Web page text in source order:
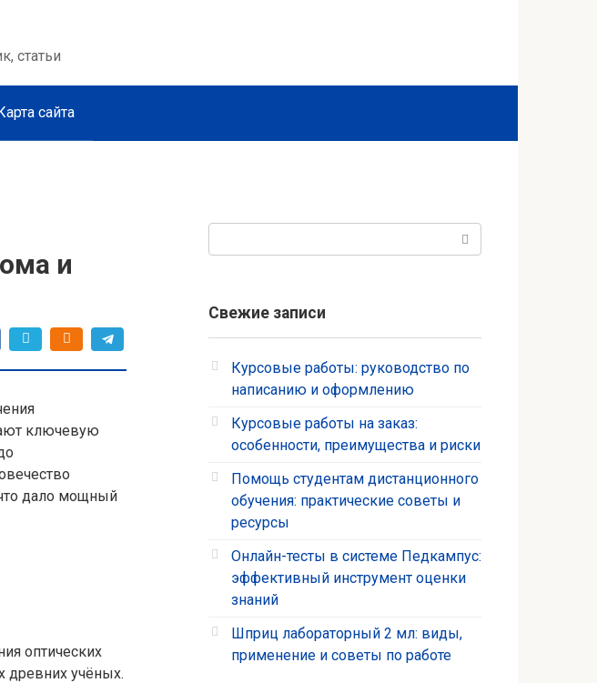
статьи
сайта
и
ключевую
дало мощный
оптических
древних учёных.
Свежие записи
Курсовые работы: руководство по
написанию и оформлению
Курсовые работы на заказ:
особенности, преимущества и риски
Помощь студентам дистанционного
обучения: практические советы и
ресурсы
Онлайн-тесты в системе Педкампус:
эффективный инструмент оценки
знаний
Шприц лабораторный 2 мл: виды,
применение и советы по работе